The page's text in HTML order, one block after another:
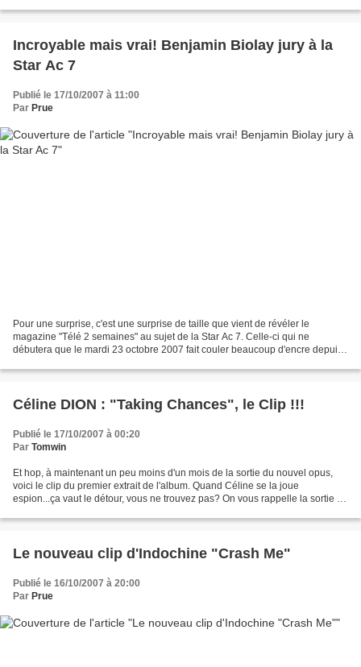
Incroyable mais vrai! Benjamin Biolay jury à la
Star Ac 7
Publié le 17/10/2007 à 11:00
Par Prue
Pour une surprise, c'est une surprise de taille que vient de révéler le
magazine "Télé 2 semaines" au sujet de la Star Ac 7. Celle-ci qui ne
débutera que le mardi 23 octobre 2007 fait couler beaucoup d'encre depuis
Céline DION : "Taking Chances", le Clip !!!
Publié le 17/10/2007 à 00:20
Par Tomwin
Et hop, à maintenant un peu moins d'un mois de la sortie du nouvel opus,
voici le clip du premier extrait de l'album. Quand Céline se la joue
espion...ça vaut le détour, vous ne trouvez pas? On vous rappelle la sortie du
Le nouveau clip d'Indochine "Crash Me"
Publié le 16/10/2007 à 20:00
Par Prue